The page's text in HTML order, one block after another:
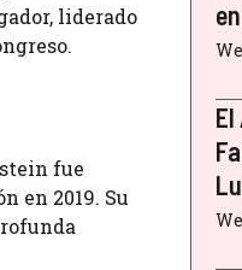
liderado
fue
en 2019. Su